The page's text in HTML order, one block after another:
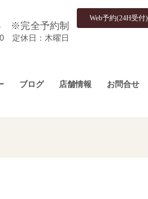
※完全予約制
定休日：木曜日
Web予約(24H受付)
ブログ 店舗情報 お問合せ